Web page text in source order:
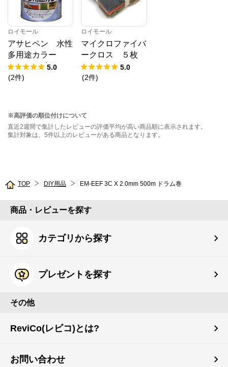
ロイモール
アサヒペン 水性
多用途カラー
１.６Ｌ 赤さび
5.0
(2件)
ロイモール
マイクロファイバ
ークロス ５枚
ベーシック5.0
(2件)
※高評価の順位付けについて
直近2週間で集計したレビューの評価平均が高い商品順に表示されます。
集計対象は、5件以上のレビューがある商品となります。
TOP DIY用品 EM-EEF 3C X 2.0mm 500m ドラム巻
商品・レビューを探す
カテゴリから探す
プレゼントを探す
その他
ReviCo(レビコ)とは?
お問い合わせ